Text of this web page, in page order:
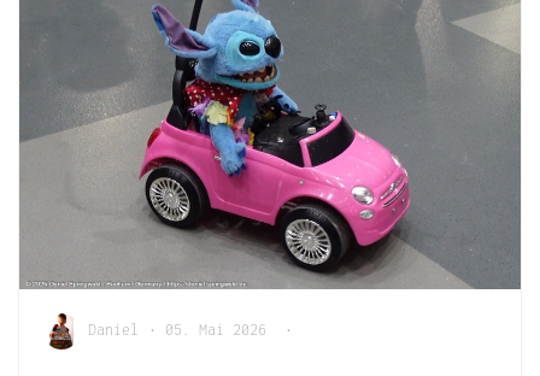
Daniel • 05. Mai 2026 •